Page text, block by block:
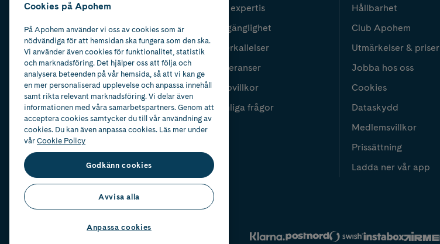
Vår expertis
Tillgänglighet
Återkallelser
Leveranser
Köpvillkor
Vanliga frågor
Hållbarhet
Club Apohem
Utmärkelser & priser
Jobba hos oss
Cookies
Dataskydd
Medlemsvillkor
Prissättning
Ladda ner vår app
Cookies på Apohem
På Apohem använder vi oss av cookies som är
nödvändiga för att hemsidan ska fungera som den ska.
Vi använder även cookies för funktionalitet, statistik
och marknadsföring. Det hjälper oss att följa och
analysera beteenden på vår hemsida, så att vi kan ge
en mer personaliserad upplevelse och anpassa innehåll
samt rikta relevant marknadsföring. Vi delar även
informationen med våra samarbetspartners. Genom att
acceptera cookies samtycker du till vår användning av
cookies. Du kan även anpassa cookies. Läs mer under
vårCookie Policy
Godkänn cookies
Avvisa alla
Anpassa cookies